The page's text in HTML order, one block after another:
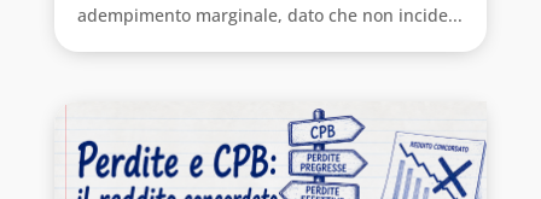
adempimento marginale, dato che non incide...